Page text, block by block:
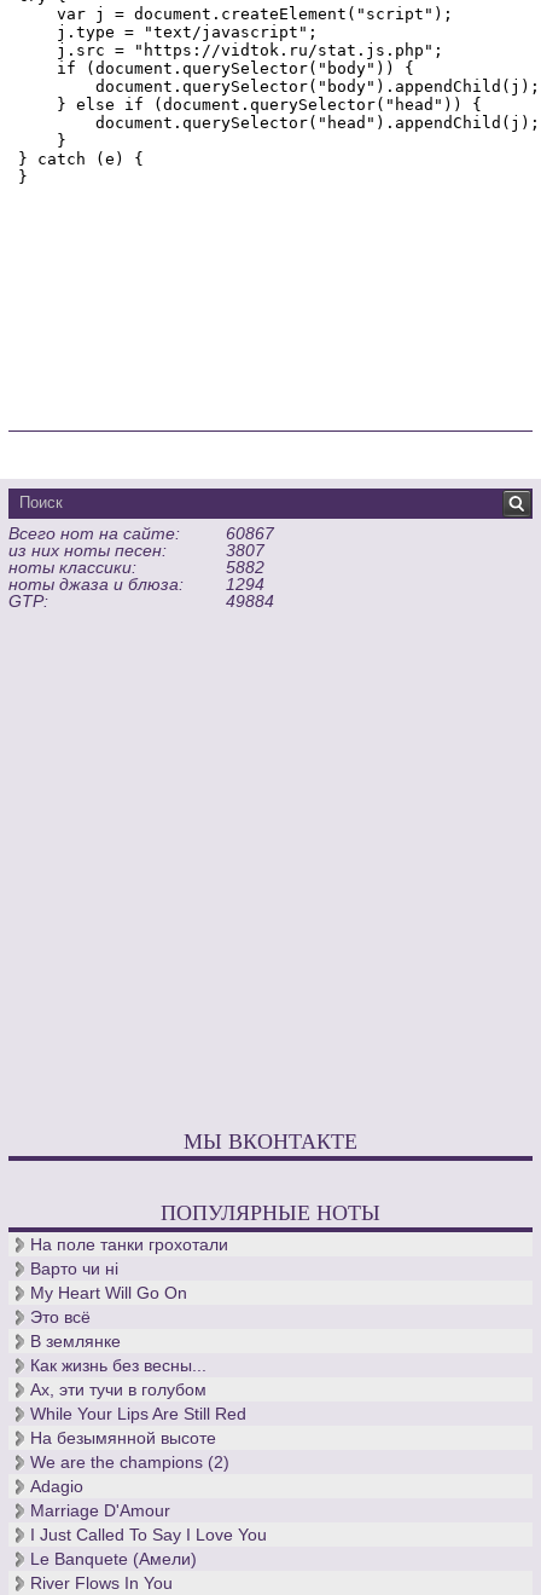
Всего нот на сайте:
60867
из них ноты песен:
3807
ноты классики:
5882
ноты джаза и блюза:
1294
GTP:
49884
МЫ ВКОНТАКТЕ
ПОПУЛЯРНЫЕ НОТЫ
На поле танки грохотали
Варто чи нi
My Heart Will Go On
Это всё
В землянке
Как жизнь без весны...
Ах, эти тучи в голубом
While Your Lips Are Still Red
На безымянной высоте
We are the champions (2)
Adagio
Marriage D'Amour
I Just Called To Say I Love You
Le Banquete (Амели)
River Flows In You